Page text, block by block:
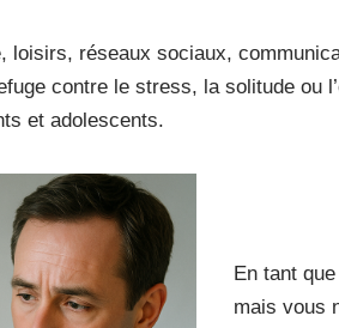
loisirs, réseaux sociaux,
contre le stress, la solitude ou
et adolescents.
En tant
mais vous